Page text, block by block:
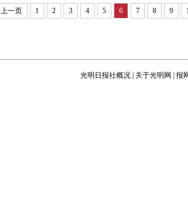
上一页 1 2 3 4 5 6 7 8 9
光明日报社概况 关于光明网 报